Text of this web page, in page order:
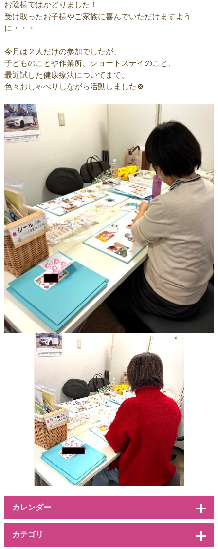
お陰様ではかどりました！
受け取ったお子様やご家族に喜んでいただけますよう
に・・・
今月は２人だけの参加でしたが、
子どものことや作業所、ショートステイのこと、
最近試した健康療法についてまで、
色々おしゃべりしながら活動しました🍀
カレンダー
カテゴリ